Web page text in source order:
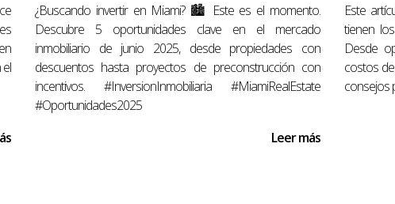
adecuada para evitar pérdidas financieras inesperadas.
de compra de propiedades ycontáctamepara una
inmobiliario de Florida.
¿Buscando invertir en Miami? 🏙️ Este es el momento.
Descubre 5 oportunidades clave en el mercado
inmobiliario de junio 2025, desde propiedades con
descuentos hasta proyectos de preconstrucción con
incentivos. #InversionInmobiliaria #MiamiRealEstate
#Oportunidades2025
Leer más
Este
tienen
Desde
costos
consejos